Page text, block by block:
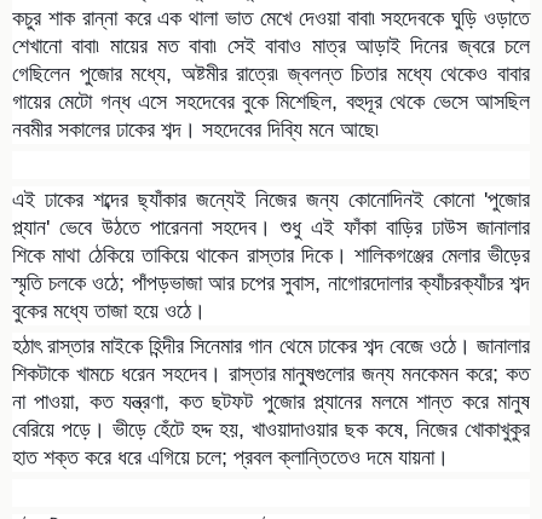
কচুর শাক রান্না করে এক থালা ভাত মেখে দেওয়া বাবা৷ সহদেবকে ঘুড়ি ওড়াতে
শেখানো বাবা৷ মায়ের মত বাবা৷ সেই বাবাও মাত্র আড়াই দিনের জ্বরে চলে
গেছিলেন পুজোর মধ্যে, অষ্টমীর রাত্রে৷ জ্বলন্ত চিতার মধ্যে থেকেও বাবার
গায়ের মেটো গন্ধ এসে সহদেবের বুকে মিশেছিল, বহুদূর থেকে ভেসে আসছিল
নবমীর সকালের ঢাকের শব্দ। সহদেবের দিব্যি মনে আছে৷
এই ঢাকের শব্দের ছ্যাঁকার জন্যেই নিজের জন্য কোনোদিনই কোনো 'পুজোর
প্ল্যান' ভেবে উঠতে পারেননা সহদেব। শুধু এই ফাঁকা বাড়ির ঢাউস জানালার
শিকে মাথা ঠেকিয়ে তাকিয়ে থাকেন রাস্তার দিকে। শালিকগঞ্জের মেলার ভীড়ের
স্মৃতি চলকে ওঠে; পাঁপড়ভাজা আর চপের সুবাস, নাগোরদোলার ক্যাঁচরক্যাঁচর শব্দ
বুকের মধ্যে তাজা হয়ে ওঠে।
হঠাৎ রাস্তার মাইকে হিন্দীর সিনেমার গান থেমে ঢাকের শব্দ বেজে ওঠে। জানালার
শিকটাকে খামচে ধরেন সহদেব। রাস্তার মানুষগুলোর জন্য মনকেমন করে; কত
না পাওয়া, কত যন্ত্রণা, কত ছটফট পুজোর প্ল্যানের মলমে শান্ত করে মানুষ
বেরিয়ে পড়ে। ভীড়ে হেঁটে হদ্দ হয়, খাওয়াদাওয়ার ছক কষে, নিজের খোকাখুকুর
হাত শক্ত করে ধরে এগিয়ে চলে; প্রবল ক্লান্তিতেও দমে যায়না।